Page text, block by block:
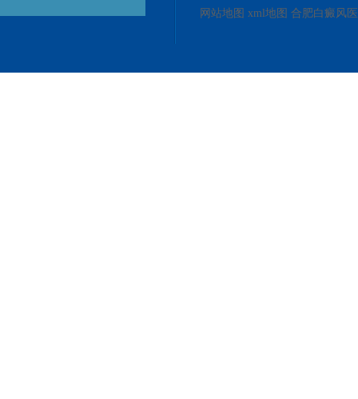
网站地图 xml地图 合肥白癜风